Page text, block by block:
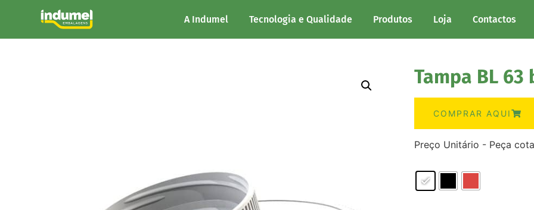
A Indumel Tecnologia e Qualidade Produtos Loja Contactos
Tampa BL
COMPRAR AQUI
Preço Unitário - Peça